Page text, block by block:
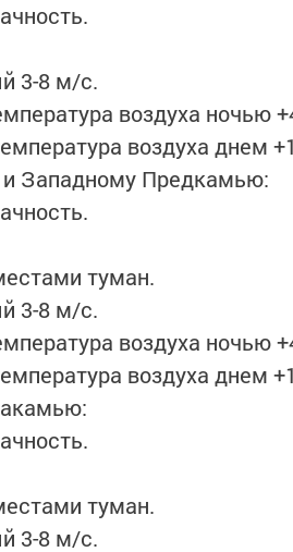
3-8 м/с.
воздуха ночью
воздуха днем
Западному Предкамью:
туман.
3-8 м/с.
воздуха ночью
воздуха днем
туман.
3-8 м/с.